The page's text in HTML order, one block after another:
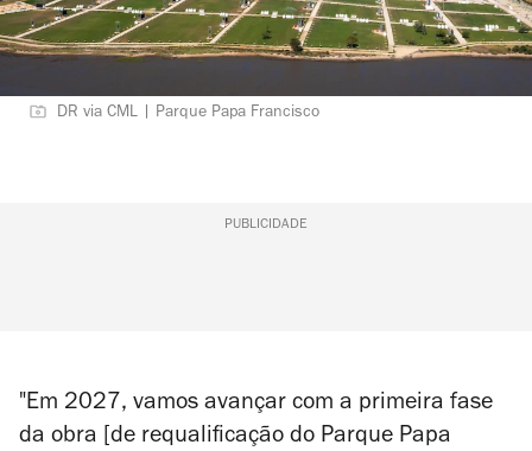
DR via CML | Parque Papa Francisco
PUBLICIDADE
"Em 2027, vamos avançar com a primeira fase
da obra [de requalificação do Parque Papa